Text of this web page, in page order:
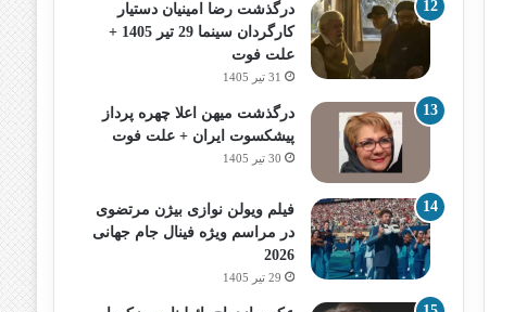
درگذشت رضا امینیان دستیار
کارگردان سینما 29 تیر 1405 +
علت فوت
31 تیر 1405
درگذشت میهن اعلا چهره پرداز
پیشکسوت ایران + علت فوت
30 تیر 1405
فیلم ویولن نوازی بیژن مرتضوی
در مراسم ویژه فینال جام جهانی
2026
29 تیر 1405